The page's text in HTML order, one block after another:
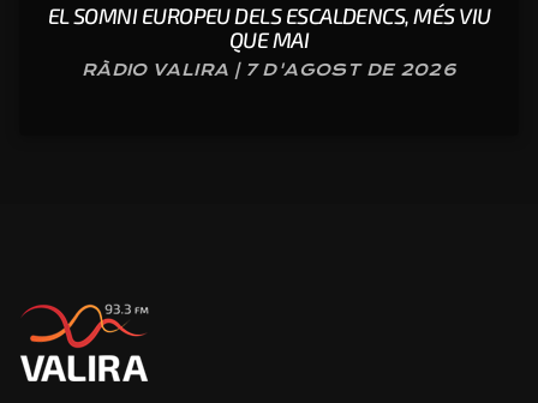
EL SOMNI EUROPEU DELS ESCALDENCS, MÉS VIU
QUE MAI
RÀDIO VALIRA | 7 D'AGOST DE 2026